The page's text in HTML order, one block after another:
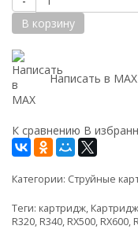
В корзину
Написать в MAX
К сравнению В
Категории: Струйные
Теги: картридж,
R320, R340, RX500, RX600,